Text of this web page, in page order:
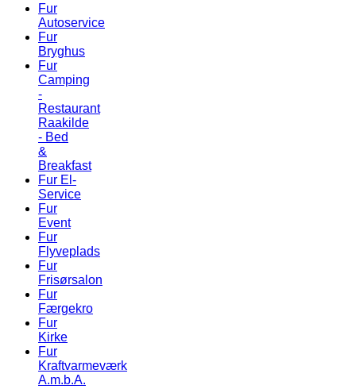
Fur
Autoservice
Fur
Bryghus
Fur
Camping
-
Restaurant
Raakilde
- Bed
&
Breakfast
Fur El-
Service
Fur
Event
Fur
Flyveplads
Fur
Frisørsalon
Fur
Færgekro
Fur
Kirke
Fur
Kraftvarmeværk
A.m.b.A.